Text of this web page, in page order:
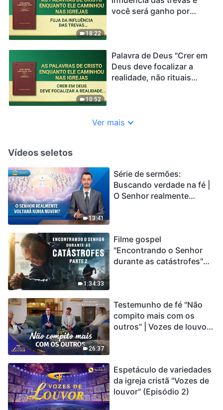
18:22
você será ganho por
10:52
Palavra de Deus "Crer em
Deus deve focalizar a
realidade, não rituais
Ver mais
Vídeos seletos
13:41
Série de sermões:
Buscando verdade na fé |
O Senhor realmente
1:34:33
Filme gospel
"Encontrando o Senhor
durante as catástrofes"
catástrofes ccontecem, a
humanidade está
entrando em contagem
26:37
Testemunho de fé "Não
compito mais com os
outros" | Vozes de louvor
Espetáculo de variedades
da igreja cristã "Vozes de
louvor" (Episódio 2)